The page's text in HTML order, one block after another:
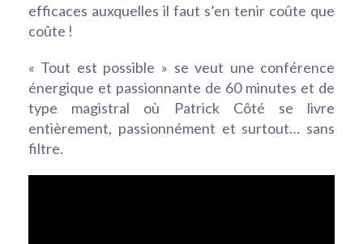
efficaces auxquelles il faut s’en tenir coûte que
coûte !
« Tout est possible » se veut une conférence
énergique et passionnante de 60 minutes et de
type magistral où Patrick Côté se livre
entièrement, passionnément et surtout… sans
filtre.